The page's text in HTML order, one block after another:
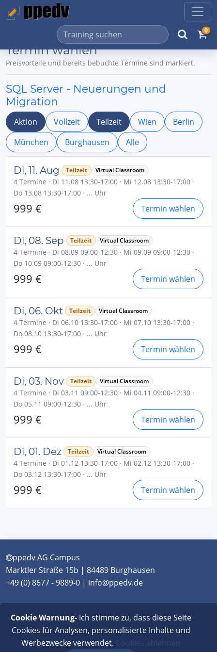
0
Termin wählen
Preisvorteile und bereits bebuchte Termine sind markiert.
SQL Server - Neuerungen und
Migration
Aktion Vollzeit Teilzeit Wien
Berlin
München
Burghausen Alle
Di, 11. Aug Teilzeit Virtual Classroom
4 Termine · Di 11.08 13:30-17:00 · Mi 12.08 13:30-17:00 ·
Do 13.08 13:30-17:00 · ... Uhr
999 € Termin wählen
Di, 08. Sep Teilzeit Virtual Classroom
4 Termine · Di 08.09 09:00-12:30 · Mi 09.09 09:00-12:30 ·
Do 10.09 09:00-12:30 · ... Uhr
999 € Termin wählen
Di, 06. Okt Teilzeit Virtual Classroom
4 Termine · Di 06.10 13:30-17:00 · Mi 07.10 13:30-17:00 ·
Do 08.10 13:30-17:00 · ... Uhr
999 € Termin wählen
Di, 03. Nov Teilzeit Virtual Classroom
4 Termine · Di 03.11 09:00-12:30 · Mi 04.11 09:00-12:30 ·
Do 05.11 09:00-12:30 · ... Uhr
999 € Termin wählen
Di, 01. Dez Teilzeit Virtual Classroom
4 Termine · Di 01.12 13:30-17:00 · Mi 02.12 13:30-17:00 ·
Do 03.12 13:30-17:00 · ... Uhr
999 € Termin wählen
ppedv AG Campus
Marktler Straße 15b | 84489 Burghausen
+49 (0) 8677 - 9889-0 | info@ppedv.de
Classroom
|Impressum|Datenschutz|FAQ
Cookie Warnung-Ich stimme zu, dass diese Seite
Cookies für Analysen, personalisierte Inhalte und
Werbezwecke verwendet. Cookies ablehnen